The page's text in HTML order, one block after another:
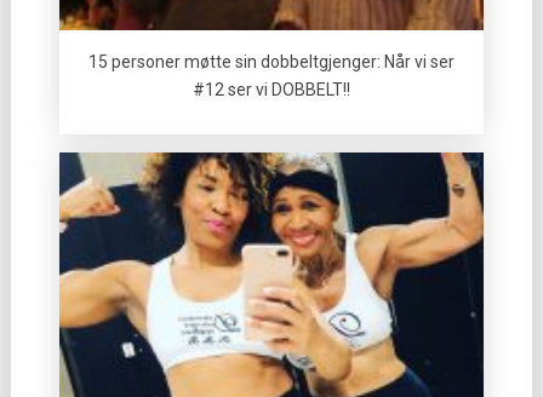
15 personer møtte sin dobbeltgjenger: Når vi ser
#12 ser vi DOBBELT!!